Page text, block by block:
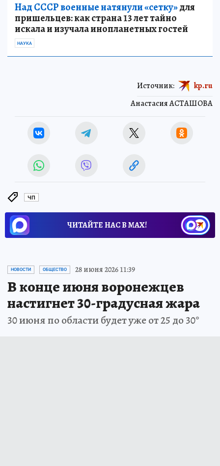
Над СССР военные натянули «сетку»для
пришельцев: как страна 13 лет тайно
искала и изучала инопланетных гостей
НАУКА
Анастасия АСТАШОВА
Источник: kp.ru
ЧП
ЧИТАЙТЕ НАС В МАХ!
НОВОСТИ ОБЩЕСТВО 28 июня 2026 11:39
В конце июня воронежцев
настигнет 30-градусная жара
30 июня по области будет уже от 25 до 30°